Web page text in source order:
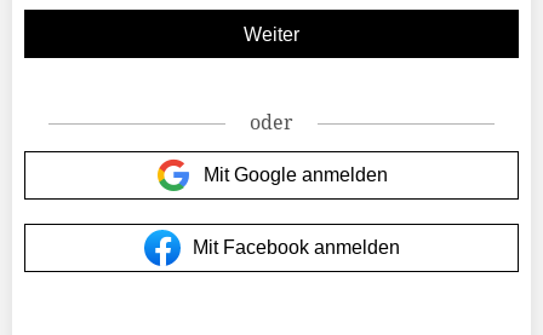
oder
Mit Google anmelden
Mit Facebook anmelden